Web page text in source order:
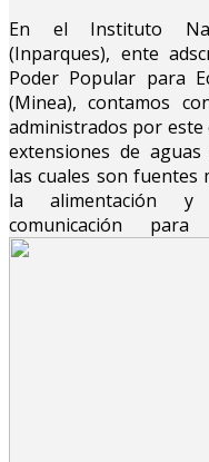
En el Instituto
(Inparques), ente
Poder Popular para
(Minea), contamos
administrados por
extensiones de aguas
las cuales son
la alimentación
comunicación